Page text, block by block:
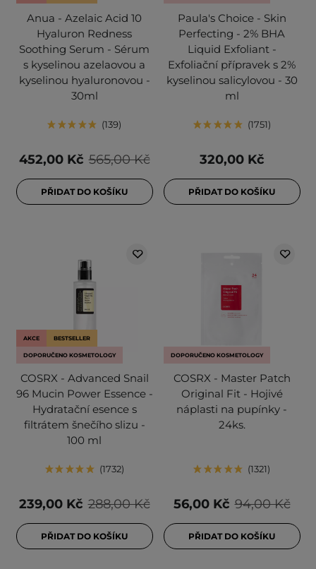
Anua - Azelaic Acid 10
Hyaluron Redness
Soothing Serum - Sérum
s kyselinou azelaovou a
kyselinou hyaluronovou -
30ml
139
565,00 Kč
452,00 Kč
PŘIDAT DO KOŠÍKU
Paula's Choice - Skin
Perfecting - 2% BHA
Liquid Exfoliant -
Exfoliační přípravek s 2%
kyselinou salicylovou - 30
ml
1751
320,00 Kč
PŘIDAT DO KOŠÍKU
AKCE BESTSELLER
DOPORUČENO KOSMETOLOGY
COSRX - Advanced Snail
96 Mucin Power Essence -
Hydratační esence s
filtrátem šnečího slizu -
100 ml
1732
288,00 Kč
239,00 Kč
PŘIDAT DO KOŠÍKU
DOPORUČENO KOSMETOLOGY
COSRX - Master Patch
Original Fit - Hojivé
náplasti na pupínky -
24ks.
1321
94,00 Kč
56,00 Kč
PŘIDAT DO KOŠÍKU